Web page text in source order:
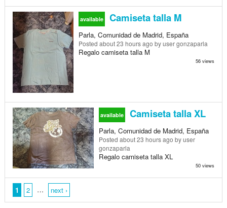
available Camiseta talla M
Parla, Comunidad de Madrid, España
Posted about 23 hours ago by user gonzaparla
Regalo camiseta talla M
56 views
available Camiseta talla XL
Parla, Comunidad de Madrid, España
Posted about 23 hours ago by user
gonzaparla
Regalo camiseta talla XL
50 views
1 2 … next ›